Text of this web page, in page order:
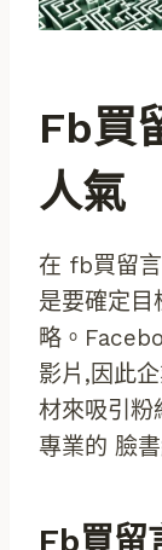
Fb買
人氣
在 fb買留
是要確定目
略。
影片,因此
材來吸引粉
專業的 臉
Fb買留